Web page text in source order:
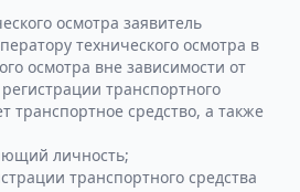
осмотра заявитель
технического осмотра в
осмотра вне зависимости от
транспортного
транспортное средство, а также
личность;
транспортного средства